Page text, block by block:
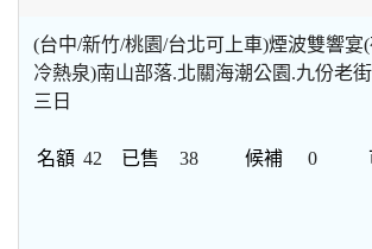
(台中/新竹/桃園/台北可上車)煙波雙響宴
冷熱泉)南山部落.北關海潮公園.九份老
三日
42 38 0